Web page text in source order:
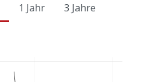
1 Jahr
3 Jahre